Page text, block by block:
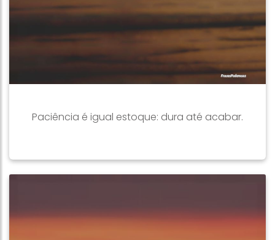
Paciência é igual estoque: dura até acabar.